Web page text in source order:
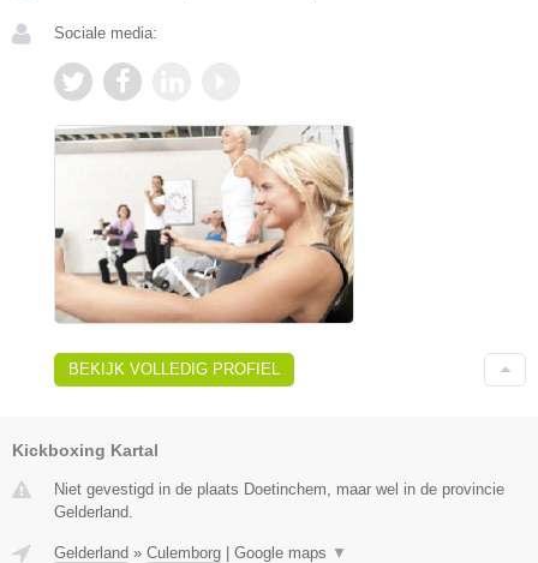
Sociale media:
BEKIJK VOLLEDIG PROFIEL
Kickboxing Kartal
Niet gevestigd in de plaats Doetinchem, maar wel in de provincie
Gelderland.
Gelderland » Culemborg Google maps ▼